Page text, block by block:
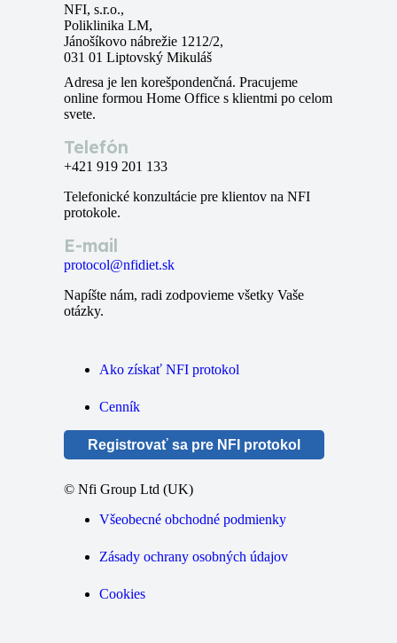
NFI, s.r.o.,
Poliklinika LM,
Jánošíkovo nábrežie 1212/2,
031 01 Liptovský Mikuláš
Adresa je len korešpondenčná. Pracujeme
online formou Home Office s klientmi po celom
svete.
Telefón
+421 919 201 133
Telefonické konzultácie pre klientov na NFI
protokole.
E-mail
protocol@nfidiet.sk
Napíšte nám, radi zodpovieme všetky Vaše
otázky.
Ako získať NFI protokol
Cenník
Registrovať sa pre NFI protokol
© Nfi Group Ltd (UK)
Všeobecné obchodné podmienky
Zásady ochrany osobných údajov
Cookies